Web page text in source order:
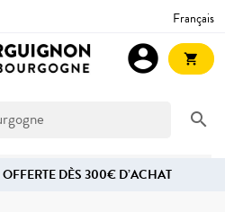
Français
search
account_circle shopping_cart
OFFERTE DÈS 300€ D’ACHAT